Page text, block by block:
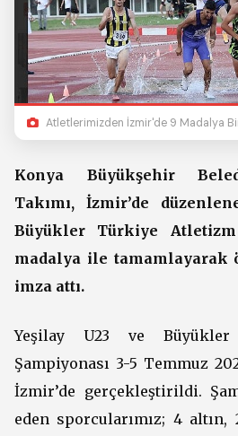
Atletlerimizden İzmir'de 9 Madalya
Konya Büyükşehir
Takımı, İzmir’de
Büyükler Türkiye Atletizm
madalya ile tamamlayarak
imza attı.
Yeşilay U23 ve
Şampiyonası 3-5 Temmuz
İzmir’de gerçekleştirildi.
eden sporcularımız; 4